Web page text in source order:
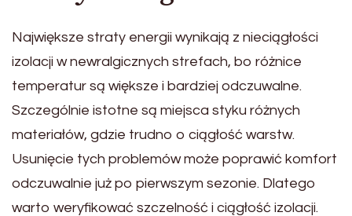
Największe straty energii wynikają z nieciągłości
izolacji w newralgicznych strefach, bo różnice
temperatur są większe i bardziej odczuwalne.
Szczególnie istotne są miejsca styku różnych
materiałów, gdzie trudno o ciągłość warstw.
Usunięcie tych problemów może poprawić komfort
odczuwalnie już po pierwszym sezonie. Dlatego
warto weryfikować szczelność i ciągłość izolacji.